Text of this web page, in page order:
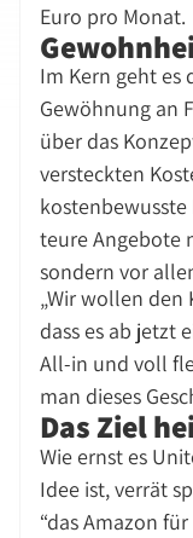
Euro pro Monat.
Im Kern geht es
Gewöhnung an
über das
versteckten
teure Angebote
sondern vor
„Wir wollen
dass es ab jetzt
All-in und voll
man dieses
Das Ziel
Wie ernst es
Idee ist, verrät
“das Amazon